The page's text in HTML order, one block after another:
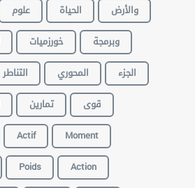
علوم الحياة
والأرض
خورزميات
وبرمجة
التناطر المحوري
الجزء
تمارين
قوى
Actif
Moment
Poids
Action